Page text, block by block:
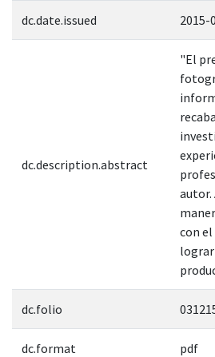
dc.date.issued 2015-
dc.description.abstract
"El
autor.
con el
lograr
dc.folio
dc.format pdf